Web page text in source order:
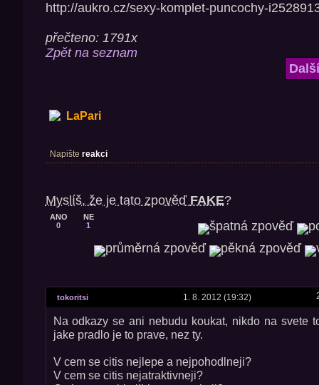
http://aukro.cz/sexy-komplet-puncochy-
přečteno: 1791x
Zpět na seznam
LaPari
Napište reakci
Myslíš, že je tato zpověď FAKE?
ANO
0
NE
1
tokoritsi 1. 8. 2012 (19:32)
Na odkazy se ani nebudu koukat, nikdo na svete
jake pradlo je to prave, nez ty.
V cem se citis nejlepe a nejpohodlneji?
V cem se citis nejatraktivneji?